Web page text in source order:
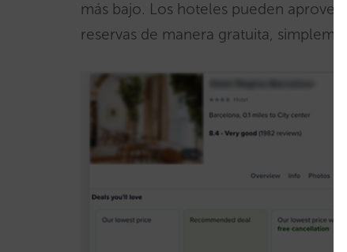
más bajo. Los hoteles pueden
reservas de manera gratuita,